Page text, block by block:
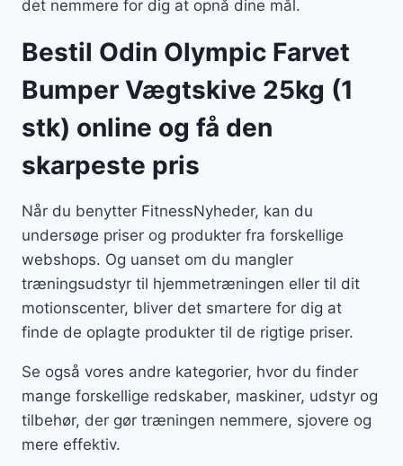
det nemmere for dig at opnå dine mål.
Bestil Odin Olympic Farvet
Bumper Vægtskive 25kg (1
stk) online og få den
skarpeste pris
Når du benytter FitnessNyheder, kan du
undersøge priser og produkter fra forskellige
webshops. Og uanset om du mangler
træningsudstyr til hjemmetræningen eller til dit
motionscenter, bliver det smartere for dig at
finde de oplagte produkter til de rigtige priser.
Se også vores andre kategorier, hvor du finder
mange forskellige redskaber, maskiner, udstyr og
tilbehør, der gør træningen nemmere, sjovere og
mere effektiv.